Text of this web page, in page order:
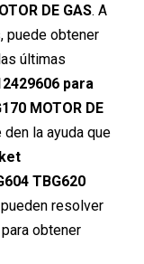
DE GAS. A
puede obtener
últimas
para
MOTOR DE
la ayuda que
TBG620
resolver
obtener